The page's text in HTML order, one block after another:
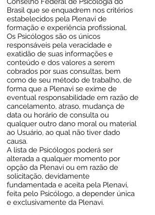
Brasil que se enquadrem nos critérios
estabelecidos pela Plenavi de
formação e experiência profissional.
Os Psicólogos são os únicos
responsáveis pela veracidade e
exatidão de suas informações e
conteúdo e dos valores a serem
cobrados por suas consultas, bem
como de seu método de trabalho, de
forma que a Plenavi se exime de
eventual responsabilidade em razão de
cancelamento, atraso, mudança de
data ou horário de consulta ou
qualquer outro dano moral ou material
ao Usuário, ao qual não tiver dado
causa.
A lista de Psicólogos poderá ser
alterada a qualquer momento por
opção da Plenavi ou em razão de
solicitação, devidamente
fundamentada e aceita pela Plenavi,
feita pelo Psicólogo, a depender única
e exclusivamente da Plenavi.